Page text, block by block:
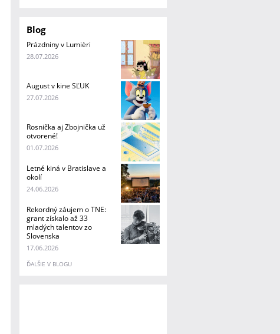
Blog
Prázdniny v Lumièri
28.07.2026
August v kine SĽUK
27.07.2026
Rosnička aj Zbojnička už
otvorené!
01.07.2026
Letné kiná v Bratislave a
okolí
24.06.2026
Rekordný záujem o TNE:
grant získalo až 33
mladých talentov zo
Slovenska
17.06.2026
ĎALŠIE V BLOGU